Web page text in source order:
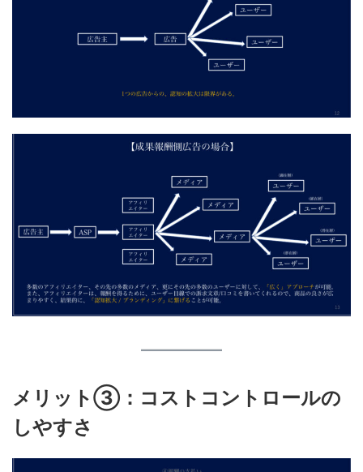
メリット③：コストコントロールの
しやすさ